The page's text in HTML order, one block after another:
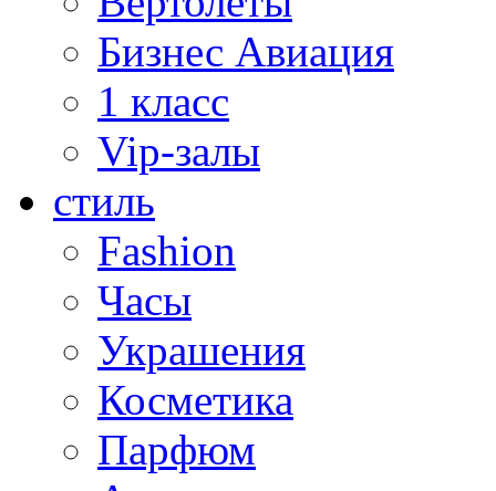
Бизнес Авиация
1 класс
Vip-залы
стиль
Fashion
Часы
Украшения
Косметика
Парфюм